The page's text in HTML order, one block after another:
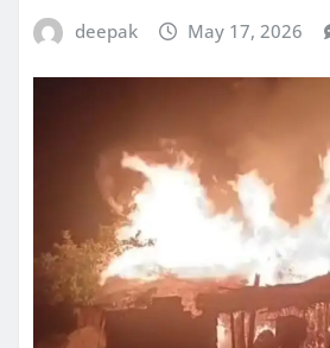
deepak May 17, 2026